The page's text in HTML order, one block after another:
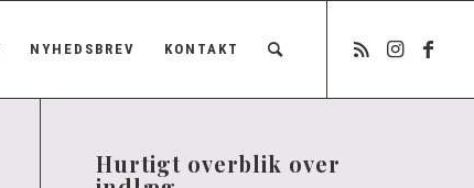
NYHEDSBREV KONTAKT
Hurtigt overblik over